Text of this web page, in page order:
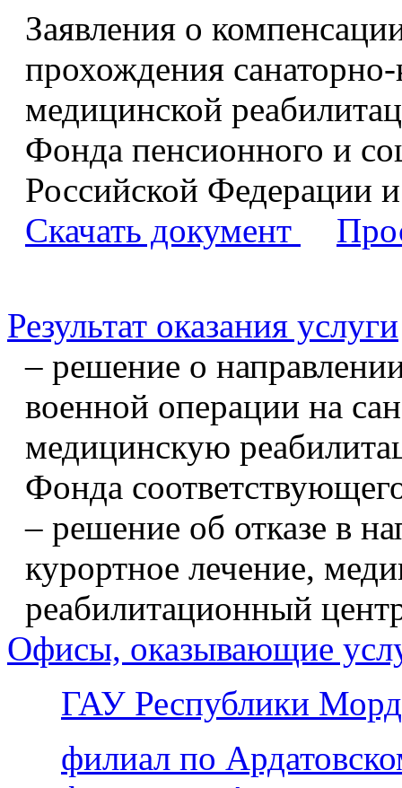
Заявления о
прохождения
медицинской
Фонда пенсионного и
Российской Федерации
Скачать документ
Результат оказания услуги
– решение о
военной операции на
медицинскую
Фонда
– решение об отказе в
курортное лечение,
реабилитационный
Офисы, оказывающие
ГАУ Республики
филиал по